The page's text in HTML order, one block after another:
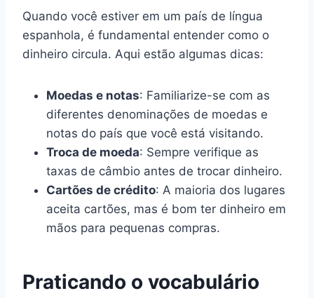
Quando você estiver em um país de língua
espanhola, é fundamental entender como o
dinheiro circula. Aqui estão algumas dicas:
Moedas e notas: Familiarize-se com as
diferentes denominações de moedas e
notas do país que você está visitando.
Troca de moeda: Sempre verifique as
taxas de câmbio antes de trocar dinheiro.
Cartões de crédito: A maioria dos lugares
aceita cartões, mas é bom ter dinheiro em
mãos para pequenas compras.
Praticando o vocabulário